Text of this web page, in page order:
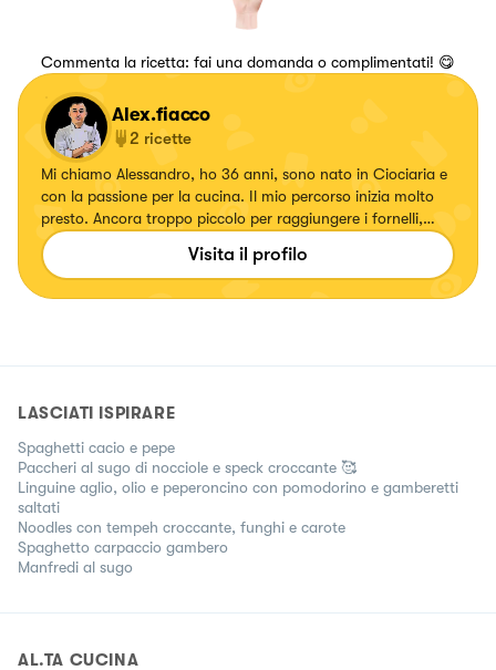
Commenta la ricetta: fai una domanda o complimentati! 😋
Alex.fiacco
2 ricette
Mi chiamo Alessandro, ho 36 anni, sono nato in Ciociaria e
con la passione per la cucina. Il mio percorso inizia molto
presto. Ancora troppo piccolo per raggiungere i fornelli,
stavo in piedi su uno sgabello tentando di riprodurre le
ricette di casa!Seguitemi su Instagram @alex.fiacco
Visita il profilo
LASCIATI ISPIRARE
Spaghetti cacio e pepe
Paccheri al sugo di nocciole e speck croccante 🥰
Linguine aglio, olio e peperoncino con pomodorino e gamberetti
saltati
Noodles con tempeh croccante, funghi e carote
Spaghetto carpaccio gambero
Manfredi al sugo
AL.TA CUCINA